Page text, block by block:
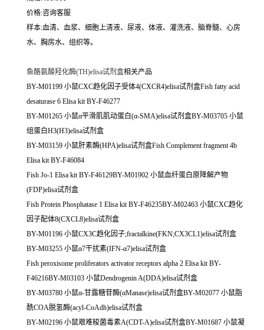
价格:咨询客服
样本:血清、血浆、细胞上清液、尿液、体液、灌洗液、脑脊髓、心房
水、胸房水、组织等。
鱼酪氨酸羟化酶(TH)elisa试剂盒相关产品
BY-M01199 小鼠CXC趋化因子受体4(CXCR4)elisa试剂盒Fish fatty acid
desaturase 6 Elisa kit BY-F46277
BY-M01265 小鼠α平滑肌肌动蛋白(α-SMA)elisa试剂盒BY-M03705 小鼠
组蛋白H3(H3)elisa试剂盒
BY-M03159 小鼠肝素酶(HPA)elisa试剂盒Fish Complement fragment 4b
Elisa kit BY-F46084
Fish Jo-1 Elisa kit BY-F46129BY-M01902 小鼠血纤蛋白原降解产物
(FDP)elisa试剂盒
Fish Protein Phosphatase 1 Elisa kit BY-F46235BY-M02463 小鼠CXC趋化
因子配体8(CXCL8)elisa试剂盒
BY-M01196 小鼠CX3C趋化因子;fractalkine(FKN;CX3CL1)elisa试剂盒
BY-M03255 小鼠α7干扰素(IFN-α7)elisa试剂盒
Fish peroxisome proliferators activator receptors alpha 2 Elisa kit BY-
F46216BY-M03103 小鼠Dendrogenin A(DDA)elisa试剂盒
BY-M03780 小鼠α-甘露糖苷酶(αManase)elisa试剂盒BY-M02077 小鼠脂
酰COA脱氢酶(acyl-CoAdh)elisa试剂盒
BY-M02196 小鼠艰难梭菌毒素A(CDT-A)elisa试剂盒BY-M01687 小鼠凝